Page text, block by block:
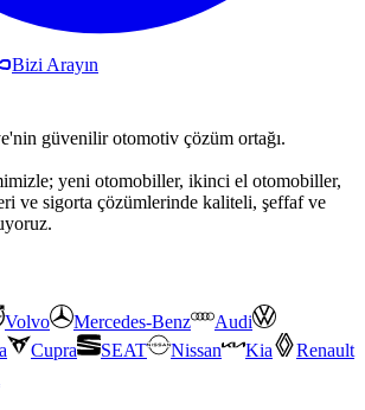
Bizi Arayın
güvenilir otomotiv çözüm ortağı.
yeni otomobiller, ikinci el otomobiller,
ve sigorta çözümlerinde kaliteli, şeffaf ve
Volvo Mercedes-Benz
Audi
Cupra SEAT Nissan Kia
Renault